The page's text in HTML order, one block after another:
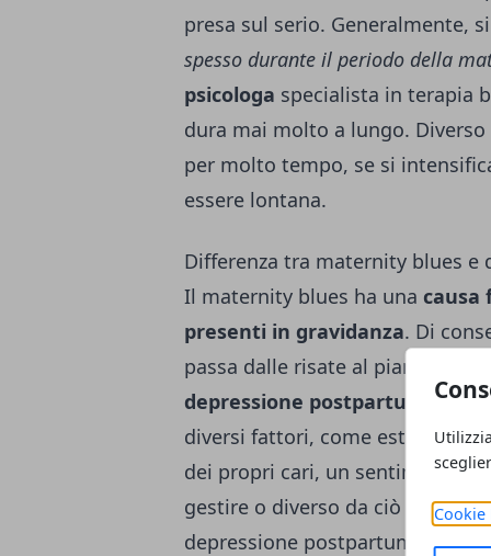
Cookie
presa sul serio. Generalmente,
spesso durante il periodo della
psicologa specialista in terapia
dura mai molto a lungo.
per molto tempo, se si
essere lontana.
Differenza tra maternity blues e
Il maternity blues ha una causa
presenti in gravidanza. Di
passa dalle risate al pianto
depressione postpartum non
diversi fattori, come estrema
dei propri cari, un sentimento di
gestire o diverso da ciò che
depressione postpartum .